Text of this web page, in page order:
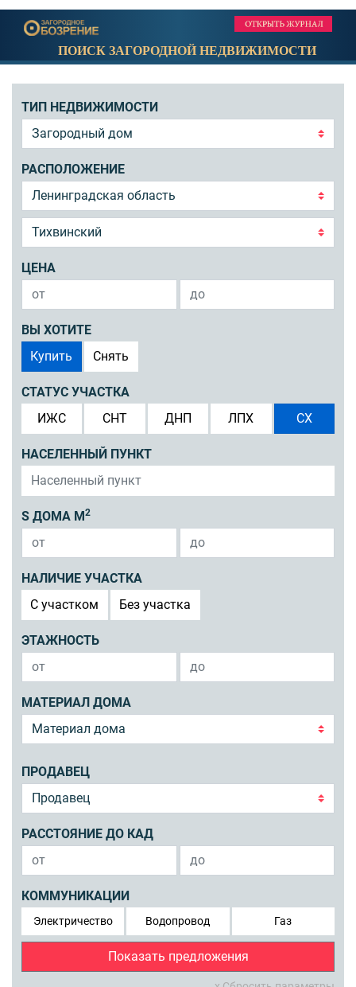
ПОИСК ЗАГОРОДНОЙ НЕДВИЖИМОСТИ
ТИП НЕДВИЖИМОСТИ
РАСПОЛОЖЕНИЕ
ЦЕНА
ВЫ ХОТИТЕ
Купить
Снять
СТАТУС УЧАСТКА
ИЖС
СНТ ДНП ЛПХ СХ
НАСЕЛЕННЫЙ ПУНКТ
S ДОМА М 2
НАЛИЧИЕ УЧАСТКА
C участком
Без участка
ЭТАЖНОСТЬ
МАТЕРИАЛ ДОМА
ПРОДАВЕЦ
РАССТОЯНИЕ ДО КАД
КОММУНИКАЦИИ
Электричество Водопровод Газ
Показать предложения